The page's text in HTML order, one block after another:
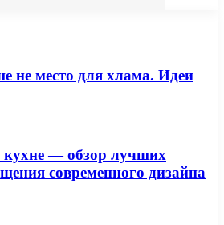
не место для хлама. Идеи
кухне — обзор лучших
современного дизайна